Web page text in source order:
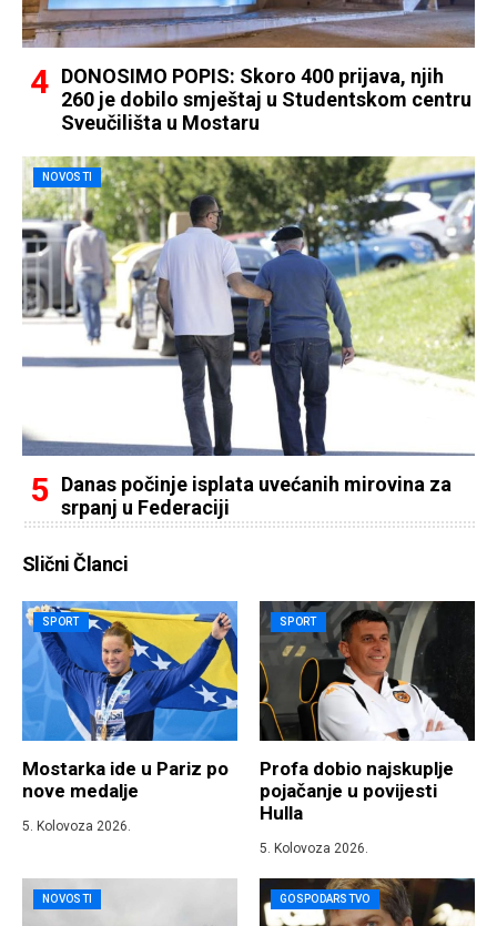
DONOSIMO POPIS: Skoro 400 prijava, njih
260 je dobilo smještaj u Studentskom centru
Sveučilišta u Mostaru
NOVOSTI
Danas počinje isplata uvećanih mirovina za
srpanj u Federaciji
Slični Članci
SPORT
Mostarka ide u Pariz po
nove medalje
5. Kolovoza 2026.
SPORT
Profa dobio najskuplje
pojačanje u povijesti
Hulla
5. Kolovoza 2026.
NOVOSTI GOSPODARSTVO